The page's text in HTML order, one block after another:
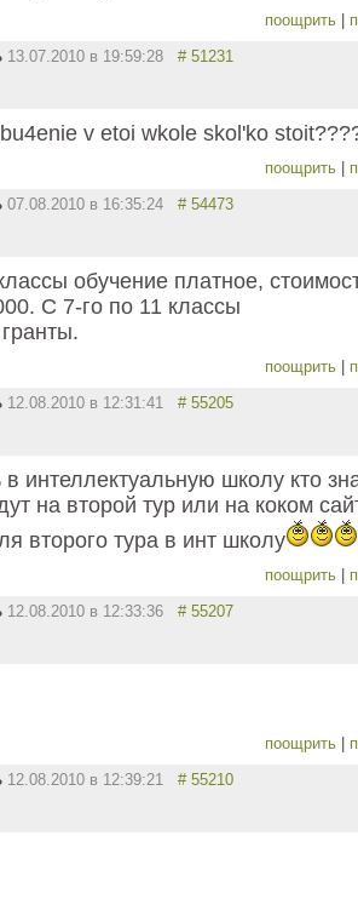
поощрить
13.07.2010 в 19:59:28 # 51231
v etoi wkole skol'ko
поощрить
07.08.2010 в 16:35:24 # 54473
обучение платное,
С 7-го по 11 классы
поощрить
12.08.2010 в 12:31:41 # 55205
в интеллектуальную школу кто
на второй тур или на коком
второго тура в инт школу
поощрить
12.08.2010 в 12:33:36 # 55207
поощрить
12.08.2010 в 12:39:21 # 55210